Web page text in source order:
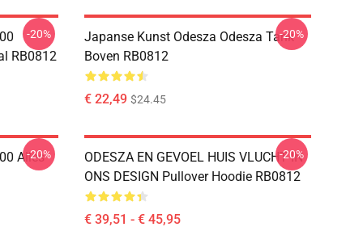
RB0812
-20%
Japanse Kunst Odesza Odesza Tank
Boven RB0812
€ 22,49 $24.45
-20%
Alles
-20%
ODESZA EN GEVOEL HUIS VLUCHT IN
ONS DESIGN Pullover Hoodie RB0812
€ 39,51 - € 45,95
-20%